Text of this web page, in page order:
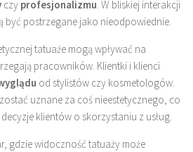
czy profesjonalizmu. W bliskiej interakcji
być postrzegane jako nieodpowiednie.
tatuaże mogą wpływać na
pracowników. Klientki i klienci
od stylistów czy kosmetologów.
uznane za coś nieestetycznego, co
klientów o skorzystaniu z usług.
gdzie widoczność tatuaży może